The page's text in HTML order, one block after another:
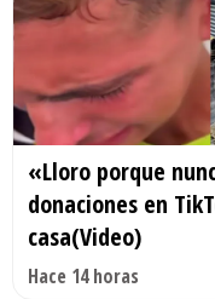
«Lloro porque
donaciones en
casa(Video)
Hace 14 horas